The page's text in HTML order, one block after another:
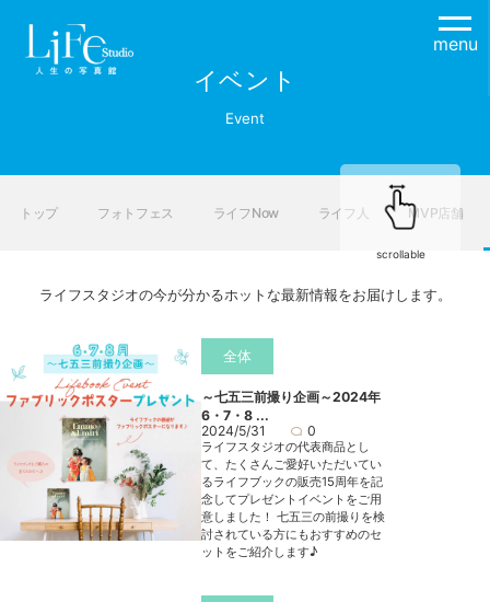
menu
イベント
Event
トップ フォトフェス ライフNow ライフ人 MVP店舗
ライフスタジオの今が分かるホットな最新情報をお届けします。
全体
～七五三前撮り企画～2024年
6・7・8 ...
2024/5/31
0
ライフスタジオの代表商品とし
て、たくさんご愛好いただいてい
るライフブックの販売15周年を記
念してプレゼントイベントをご用
意しました！ 七五三の前撮りを検
討されている方にもおすすめのセ
ットをご紹介します♪